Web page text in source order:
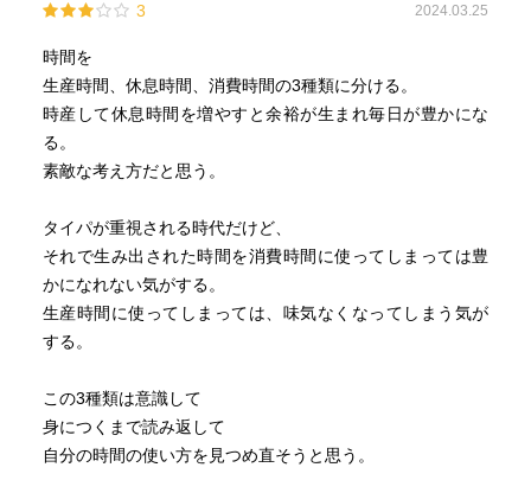
3 2024.03.25
時間を
生産時間、休息時間、消費時間の3種類に分ける。
時産して休息時間を増やすと余裕が生まれ毎日が豊かにな
る。
素敵な考え方だと思う。
タイパが重視される時代だけど、
それで生み出された時間を消費時間に使ってしまっては豊
かになれない気がする。
生産時間に使ってしまっては、味気なくなってしまう気が
する。
この3種類は意識して
身につくまで読み返して
自分の時間の使い方を見つめ直そうと思う。